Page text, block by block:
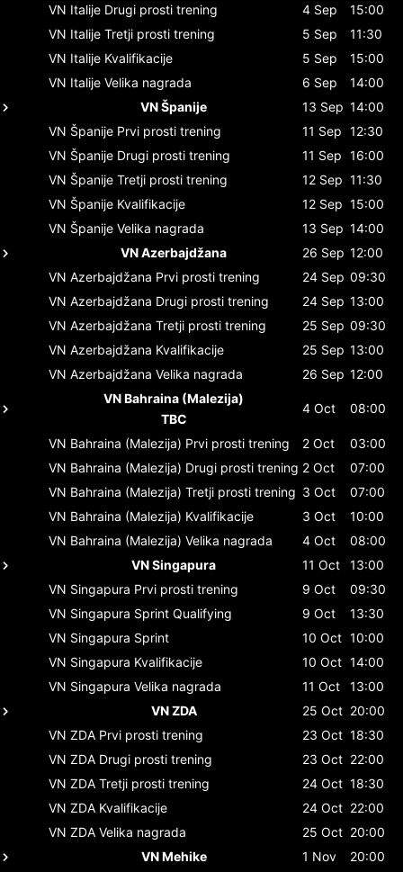
VN Italije Drugi prosti trening 4 Sep
15:00
VN Italije Tretji prosti trening 5 Sep
11:30
VN Italije Kvalifikacije 5 Sep
15:00
VN Italije Velika nagrada 6 Sep
14:00
VN Španije
13 Sep 14:00
VN Španije Prvi prosti trening 11 Sep 12:30
VN Španije Drugi prosti trening 11 Sep 16:00
VN Španije Tretji prosti trening 12 Sep 11:30
VN Španije Kvalifikacije 12 Sep 15:00
VN Španije Velika nagrada 13 Sep 14:00
VN Azerbajdžana
26 Sep 12:00
VN Azerbajdžana Prvi prosti trening 24 Sep 09:30
VN Azerbajdžana Drugi prosti trening 24 Sep 13:00
VN Azerbajdžana Tretji prosti trening 25 Sep 09:30
VN Azerbajdžana Kvalifikacije 25 Sep 13:00
VN Azerbajdžana Velika nagrada 26 Sep 12:00
VN Bahraina (Malezija)
TBC
4 Oct 08:00
VN Bahraina (Malezija) Prvi prosti trening 2 Oct
03:00
VN Bahraina (Malezija) Drugi prosti trening 2 Oct
07:00
VN Bahraina (Malezija) Tretji prosti trening 3 Oct
07:00
VN Bahraina (Malezija) Kvalifikacije 3 Oct
10:00
VN Bahraina (Malezija) Velika nagrada 4 Oct
08:00
VN Singapura
11 Oct
13:00
VN Singapura Prvi prosti trening 9 Oct
09:30
VN Singapura Sprint Qualifying 9 Oct
13:30
VN Singapura Sprint 10 Oct 10:00
VN Singapura Kvalifikacije 10 Oct 14:00
VN Singapura Velika nagrada 11 Oct
13:00
VN ZDA
25 Oct 20:00
VN ZDA Prvi prosti trening 23 Oct 18:30
VN ZDA Drugi prosti trening 23 Oct 22:00
VN ZDA Tretji prosti trening 24 Oct 18:30
VN ZDA Kvalifikacije 24 Oct 22:00
VN ZDA Velika nagrada 25 Oct 20:00
VN Mehike
1 Nov 20:00